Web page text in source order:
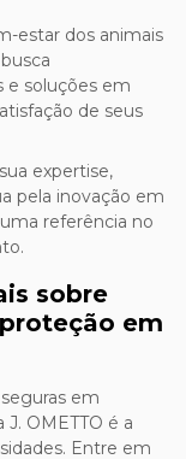
estar dos animais
e soluções em
de seus
expertise,
pela inovação em
referência no
sobre
em
em
OMETTO é a
Entre em